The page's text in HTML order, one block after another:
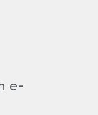
e-